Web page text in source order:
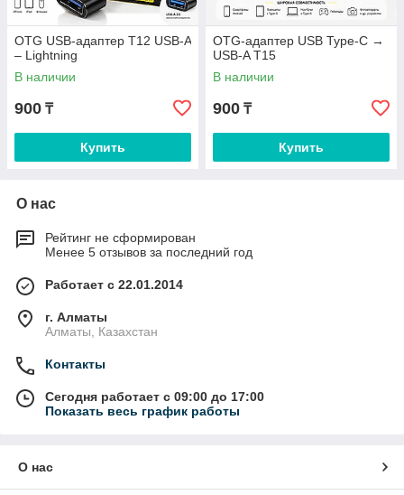
OTG USB-адаптер T12 USB-A
– Lightning
В наличии
900 ₸
Купить
OTG-адаптер USB Type-C →
USB-A T15
В наличии
900 ₸
Купить
О нас
Рейтинг не сформирован
Менее 5 отзывов за последний год
Работает с 22.01.2014
г. Алматы
Алматы, Казахстан
Контакты
Сегодня работает с 09:00 до 17:00
Показать весь график работы
О нас